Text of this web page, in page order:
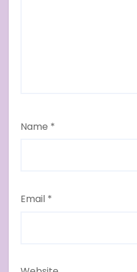
Name *
Email *